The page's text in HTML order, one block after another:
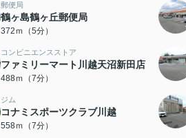
郵便局
鶴ヶ島鶴ヶ丘郵便局
372ｍ（5分）
コンビニエンスストア
ファミリーマート川越天沼新田店
488ｍ（7分）
ジム
コナミスポーツクラブ川越
558ｍ（7分）